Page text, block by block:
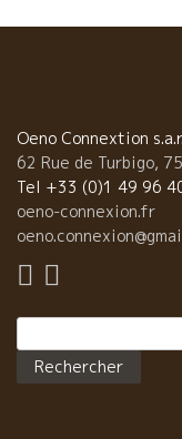
だ。 ルネ・ジャンは
ズ・エルミタージュは
このテロワールには白
ルーサンヌ品種がよく
ビオ野菜や新鮮な
も３倍美味しくな
Oeno Connextion
62 Rue de Turbigo,
Tel +33 (0)1 49 96
oeno-connexion.fr